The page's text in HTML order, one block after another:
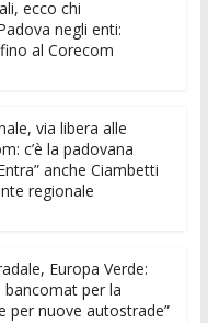
di
t
e
dI
di
vi
ecco chi
negli enti:
fino al Corecom
via libera alle
c’è la padovana
anche Ciambetti
regionale
Europa Verde:
bancomat per la
per nuove autostrade”